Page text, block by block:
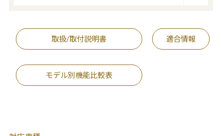
取扱/取付説明書 適合情報
モデル別機能比較表